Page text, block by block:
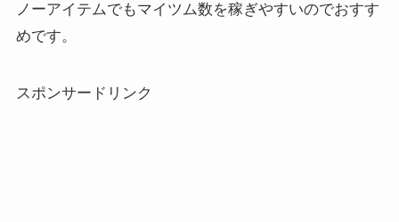
ノーアイテムでもマイツム数を稼ぎやすいのでおすす
めです。
スポンサードリンク